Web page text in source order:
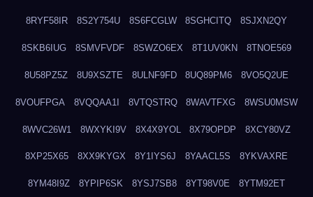
8RYF58IR 8S2Y754U 8S6FCGLW 8SGHCITQ 8SJXN2QY
8SKB6IUG 8SMVFVDF 8SWZO6EX 8T1UV0KN 8TNOE569
8U58PZ5Z 8U9XSZTE 8ULNF9FD 8UQ89PM6 8VO5Q2UE
8VOUFPGA 8VQQAA1I 8VTQSTRQ 8WAVTFXG 8WSU0MSW
8WVC26W1 8WXYKI9V 8X4X9YOL 8X79OPDP 8XCY80VZ
8XP25X65 8XX9KYGX 8Y1IYS6J 8YAACL5S 8YKVAXRE
8YM48I9Z 8YPIP6SK 8YSJ7SB8 8YT98V0E 8YTM92ET